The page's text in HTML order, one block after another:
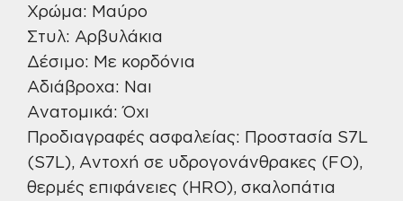
Χρώμα: Μαύρο
Στυλ: Αρβυλάκια
Δέσιμο: Με κορδόνια
Αδιάβροχα: Ναι
Ανατομικά: Όχι
Προδιαγραφές ασφαλείας: Προστασία S7L
(S7L), Αντοχή σε υδρογονάνθρακες (FO),
θερμές επιφάνειες (HRO), σκαλοπάτια